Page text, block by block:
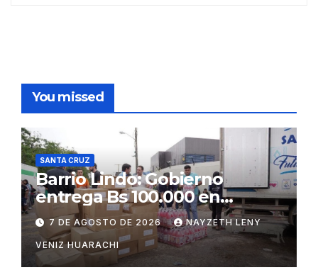
You missed
SANTA CRUZ
Barrio Lindo: Gobierno
entrega Bs 100.000 en
insumos para afectados
7 DE AGOSTO DE 2026 NAYZETH LENY
VENIZ HUARACHI